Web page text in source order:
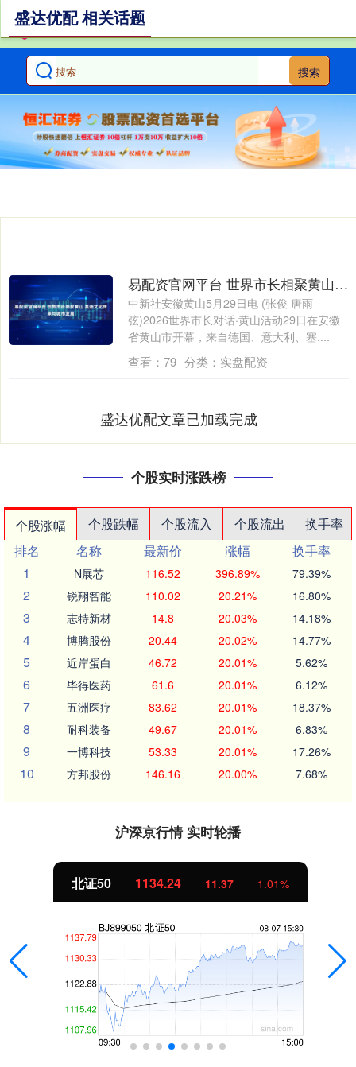
搜索
盛达优配 相关话题
易配资官网平台 世界市长相聚黄山&#32;共话文化传承与城市发展
中新社安徽黄山5月29日电 (张俊 唐雨
弦)2026世界市长对话·黄山活动29日在安徽
省黄山市开幕，来自德国、意大利、塞....
查看： 79 分类： 实盘配资
盛达优配文章已加载完成
个股实时涨跌榜
个股涨幅 个股跌幅 个股流入 个股流出
换手率
排名
名称 最新价 涨幅
换手率
1
N展芯 116.52 396.89% 79.39%
2 锐翔智能 110.02 20.21% 16.80%
3 志特新材 14.8 20.03% 14.18%
4 博腾股份 20.44 20.02% 14.77%
5 近岸蛋白 46.72 20.01% 5.62%
6 毕得医药 61.6 20.01% 6.12%
7 五洲医疗 83.62 20.01% 18.37%
8 耐科装备 49.67 20.01% 6.83%
9 一博科技 53.33 20.01% 17.26%
10 方邦股份 146.16 20.00% 7.68%
沪深京行情 实时轮播
北证50 1134.24 11.37 1.01%